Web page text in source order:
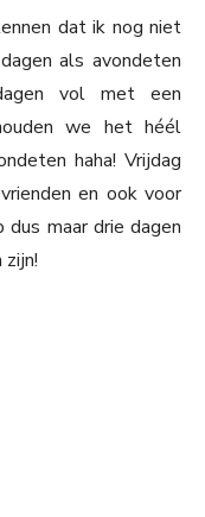
dat ik nog niet
als avondeten
vol met een
we het héél
haha! Vrijdag
en ook voor
dus maar drie dagen